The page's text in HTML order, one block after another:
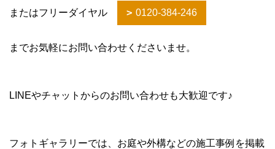
またはフリーダイヤル 0120‐384‐246
までお気軽にお問い合わせくださいませ。
LINEやチャットからのお問い合わせも大歓迎です♪
フォトギャラリーでは、お庭や外構などの施工事例を掲載